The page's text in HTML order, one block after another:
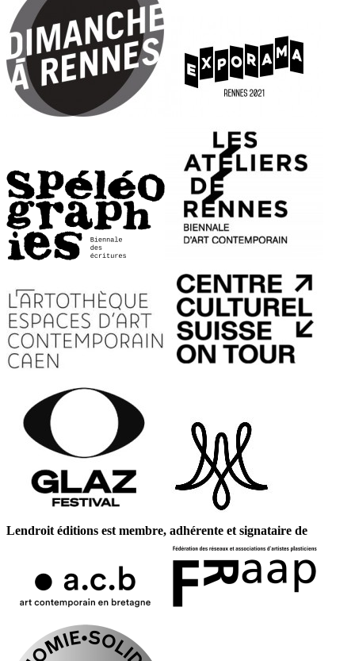
Lendroit éditions est membre, adhérente et signataire de